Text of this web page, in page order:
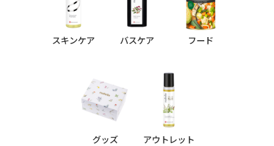
スキンケア バスケア フード
グッズ アウトレット